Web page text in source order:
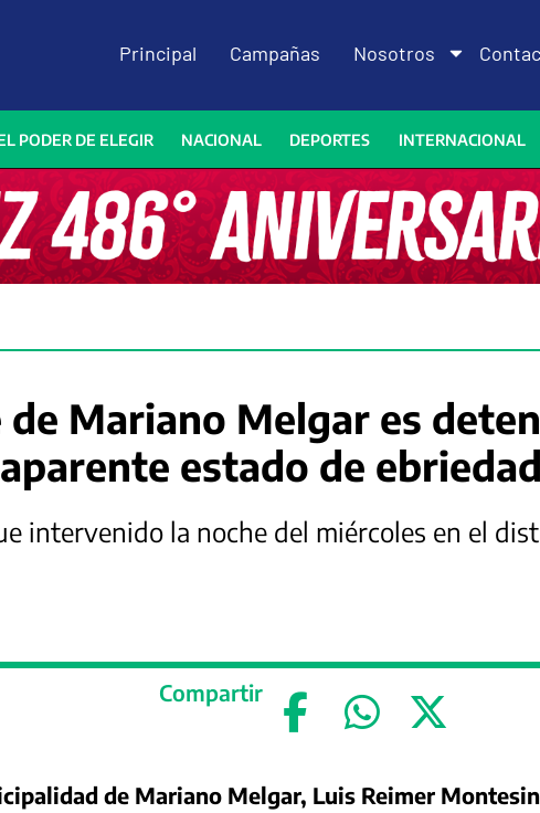
Principal Campañas Nosotros
PODER DE ELEGIR NACIONAL DEPORTES INTERNACIONAL
de Mariano Melgar es
estado de ebriedad
intervenido la noche del miércoles en el
Compartir
de Mariano Melgar, Luis Reimer